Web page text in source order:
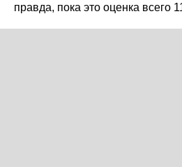
правда, пока это оценка всего